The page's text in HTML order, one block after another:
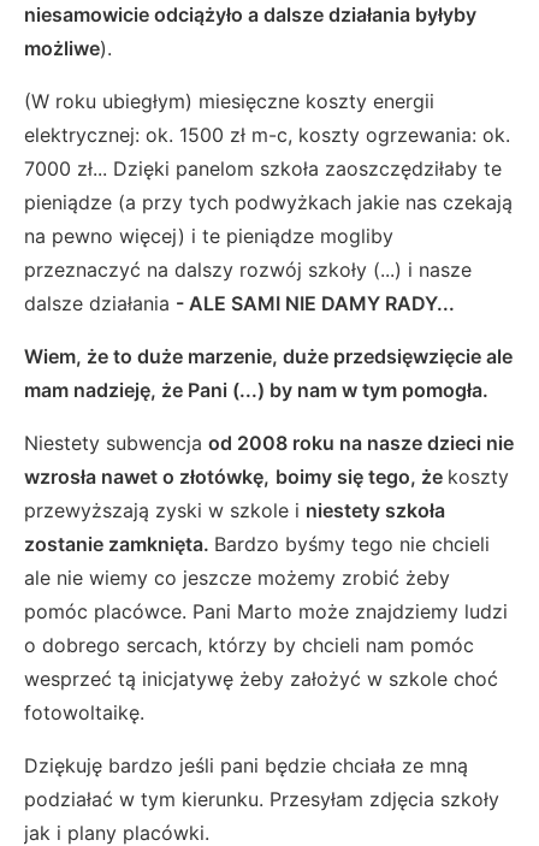
niesamowicie odciążyło a dalsze działania byłyby
możliwe).
(W roku ubiegłym) miesięczne koszty energii
elektrycznej: ok. 1500 zł m-c, koszty ogrzewania: ok.
7000 zł... Dzięki panelom szkoła zaoszczędziłaby te
pieniądze (a przy tych podwyżkach jakie nas czekają
na pewno więcej) i te pieniądze mogliby
przeznaczyć na dalszy rozwój szkoły (...) i nasze
dalsze działania - ALE SAMI NIE DAMY RADY...
Wiem, że to duże marzenie, duże przedsięwzięcie ale
mam nadzieję, że Pani (...) by nam w tym pomogła.
Niestety subwencja od 2008 roku na nasze dzieci nie
wzrosła nawet o złotówkę, boimy się tego, że koszty
przewyższają zyski w szkole i niestety szkoła
zostanie zamknięta. Bardzo byśmy tego nie chcieli
ale nie wiemy co jeszcze możemy zrobić żeby
pomóc placówce. Pani Marto może znajdziemy ludzi
o dobrego sercach, którzy by chcieli nam pomóc
wesprzeć tą inicjatywę żeby założyć w szkole choć
fotowoltaikę.
Dziękuję bardzo jeśli pani będzie chciała ze mną
podziałać w tym kierunku. Przesyłam zdjęcia szkoły
jak i plany placówki.